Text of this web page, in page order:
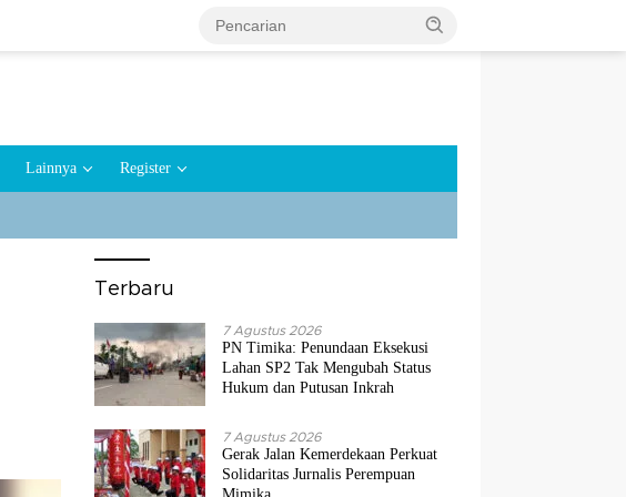
Lainnya Register
Terbaru
7 Agustus 2026
PN Timika: Penundaan Eksekusi
Lahan SP2 Tak Mengubah Status
Hukum dan Putusan Inkrah
7 Agustus 2026
Gerak Jalan Kemerdekaan Perkuat
Solidaritas Jurnalis Perempuan